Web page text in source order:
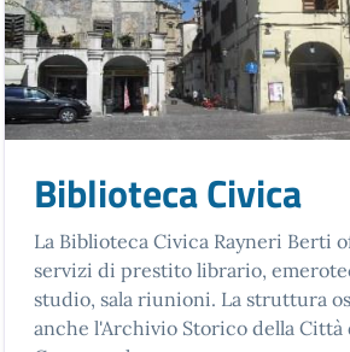
Biblioteca Civica
La Biblioteca Civica Rayneri Berti
servizi di prestito librario,
studio, sala riunioni. La struttura
anche l'Archivio Storico della Città